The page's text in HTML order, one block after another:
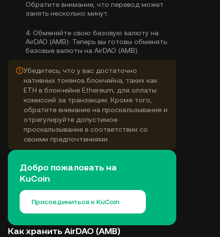
Обратите внимание, что перевод может
занять несколько минут.
4. Обменяйте свою базовую валюту на
AirDAO (AMB): Теперь вы готовы обменять
базовые валюты на AirDAO (AMB).
Убедитесь, что у вас достаточно
нативных токенов блокчейна, таких как
ETH в блокчейне Ethereum, для оплаты
комиссий за транзакции. Кроме того,
обратите внимание на проскальзывание и
отрегулируйте допустимое
проскальзывание в соответствии со
своими предпочтениями.
Добро пожаловать на
KuCoin
Присоединиться к KuCoin
Как хранить AirDAO (AMB)